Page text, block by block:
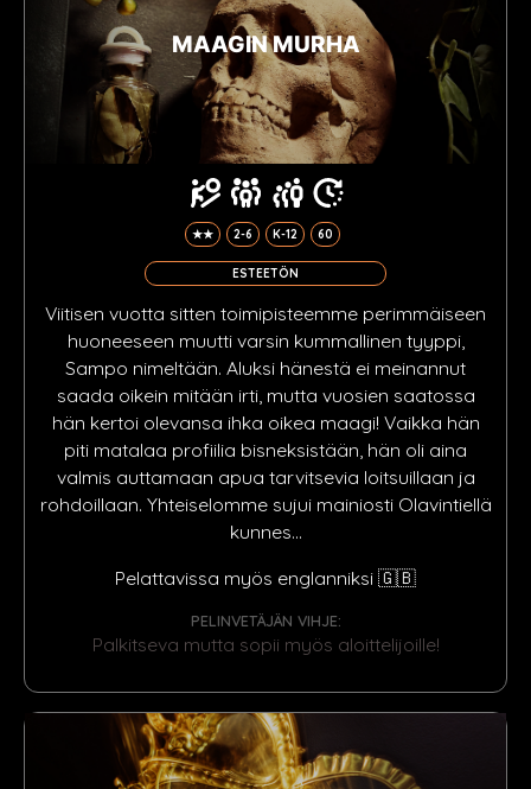
MAAGIN MURHA
★★ 2-6 K-12 60
ESTEETÖN
Viitisen vuotta sitten toimipisteemme perimmäiseen
huoneeseen muutti varsin kummallinen tyyppi,
Sampo nimeltään. Aluksi hänestä ei meinannut
saada oikein mitään irti, mutta vuosien saatossa
hän kertoi olevansa ihka oikea maagi! Vaikka hän
piti matalaa profiilia bisneksistään, hän oli aina
valmis auttamaan apua tarvitsevia loitsuillaan ja
rohdoillaan. Yhteiselomme sujui mainiosti Olavintiellä
kunnes...
Pelattavissa myös englanniksi 🇬🇧
PELINVETÄJÄN VIHJE:
Palkitseva mutta sopii myös aloittelijoille!